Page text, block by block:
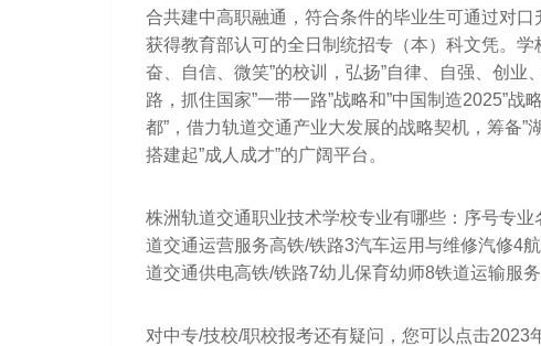
合共建中高职融通，符合条件的毕业生可通过对
获得教育部认可的全日制统招专（本）科文凭。
奋、自信、微笑”的校训，弘扬”自律、自强、创
路，抓住国家”一带一路”战略和”中国制造2025”
都”，借力轨道交通产业大发展的战略契机，筹备
搭建起”成人成才”的广阔平台。
株洲轨道交通职业技术学校专业有哪些：序号专
道交通运营服务高铁/铁路3汽车运用与维修汽修4
道交通供电高铁/铁路7幼儿保育幼师8铁道运输服
对中专/技校/职校报考还有疑问，您可以点击2023